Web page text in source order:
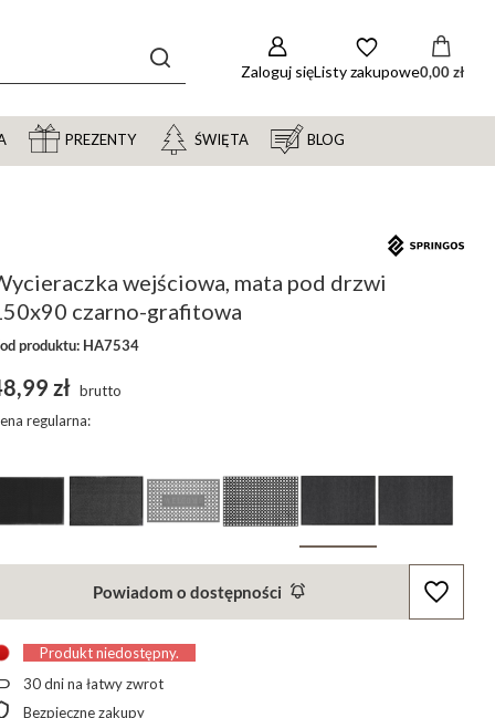
Zaloguj sięListy zakupowe0,00 zł
PREZENTY ŚWIĘTA BLOG
wejściowa, mata pod drzwi
czarno-grafitowa
produktu: HA7534
zł brutto
regularna:
Powiadom o dostępności
Produkt niedostępny
30dni na łatwy zwrot
Bezpieczne zakupy